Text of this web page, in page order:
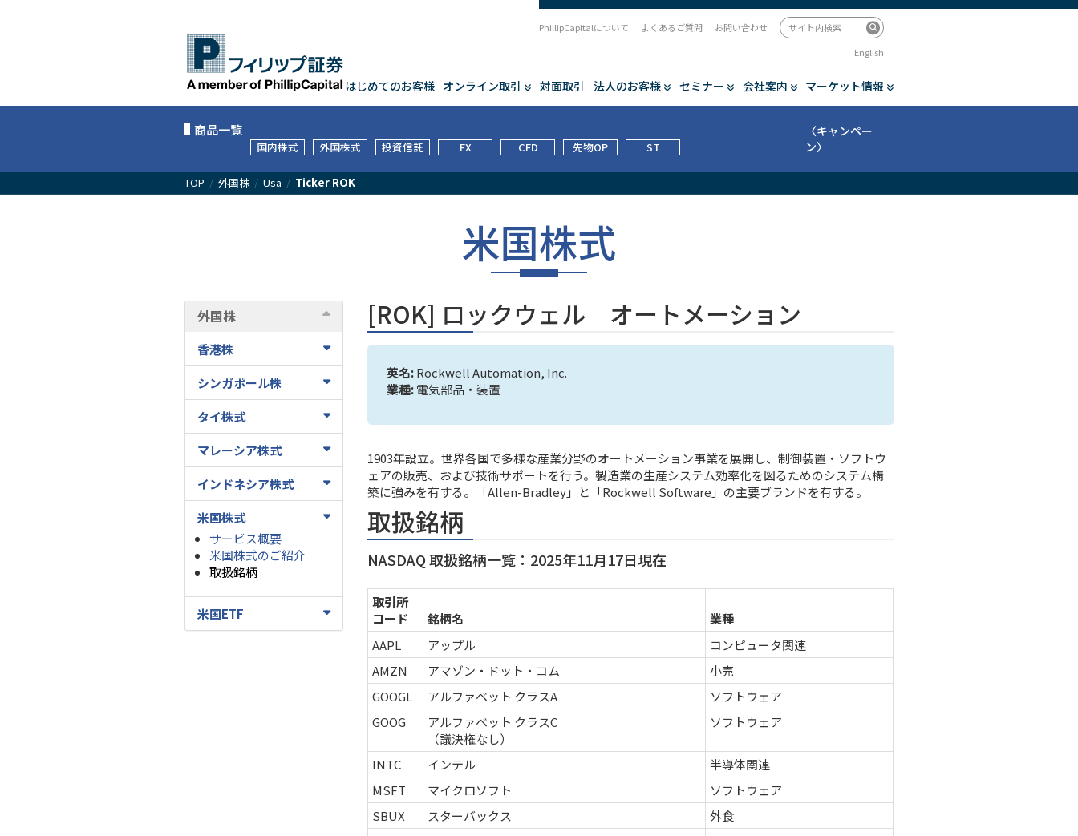
はじめてのお客様 オンライン取引 対面取引 法人のお客様 セミナー 会社案内 マーケット情報
PhillipCapitalについて よくあるご質問
お問い合わせ
English
商品一覧
国内株式 外国株式 投資信託 FX CFD 先物OP ST
〈キャンペー
ン〉
TOP / 外国株/ Usa / Ticker ROK
米国株式
外国株
香港株
シンガポール株
タイ株式
マレーシア株式
インドネシア株式
米国株式
サービス概要
米国株式のご紹介
取扱銘柄
米国ETF
[ROK] ロックウェル オートメーション
英名:Rockwell Automation, Inc.
業種:電気部品・装置
1903年設立。世界各国で多様な産業分野のオートメーション事業を展開し、制御装置・ソフトウ
ェアの販売、および技術サポートを行う。製造業の生産システム効率化を図るためのシステム構
築に強みを有する。「Allen-Bradley」と「Rockwell Software」の主要ブランドを有する。
取扱銘柄
NASDAQ 取扱銘柄一覧：2025年11月17日現在
取引所
コード
銘柄名
業種
AAPL
アップル
コンピュータ関連
AMZN
アマゾン・ドット・コム
小売
GOOGL
アルファベット クラスA
ソフトウェア
GOOG
アルファベット クラスC
（議決権なし）
ソフトウェア
INTC インテル
半導体関連
MSFT
マイクロソフト
ソフトウェア
SBUX
スターバックス
外食